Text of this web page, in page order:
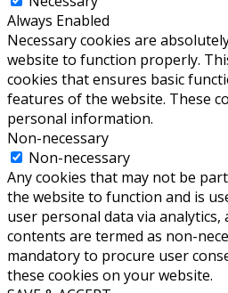
Always Enabled
Necessary cookies are
website to function properly.
cookies that ensures basic
features of the website. These
personal information.
Non-necessary
Non-necessary
Any cookies that may not be
the website to function and is
user personal data via analytics,
contents are termed as non-
mandatory to procure user
these cookies on your website.